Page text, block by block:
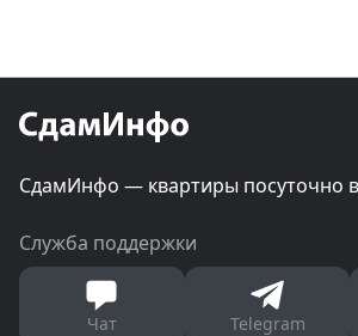
СдамИнфо — квартиры посуточно
Служба поддержки
Чат Telegram